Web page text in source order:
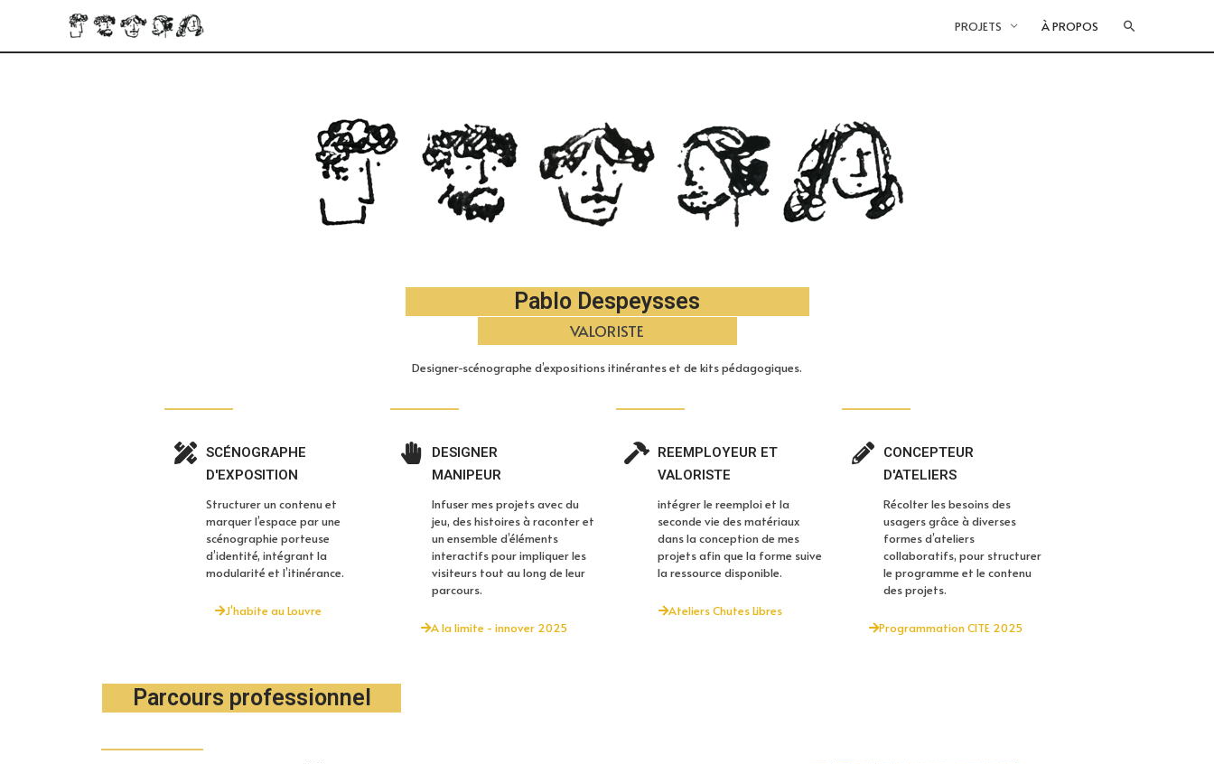
PROJETS À PROPOS
Pablo Despeysses
SCÉNARISTE DE MANIPES
Designer-scénographe d’expositions itinérantes et de kits pédagogiques.
SCÉNOGRAPHE
D'EXPOSITION
Structurer un contenu et
marquer l’espace par une
scénographie porteuse
d’identité, intégrant la
modularité et l’itinérance.
J'habite au Louvre
DESIGNER
MANIPEUR
Infuser mes projets avec du
jeu, des histoires à raconter et
un ensemble d’éléments
interactifs pour impliquer les
visiteurs tout au long de leur
parcours.
A la limite - innover 2025
REEMPLOYEUR ET
VALORISTE
intégrer le reemploi et la
seconde vie des matériaux
dans la conception de mes
projets afin que la forme suive
la ressource disponible.
Ateliers Chutes Libres
CONCEPTEUR
D'ATELIERS
Récolter les besoins des
usagers grâce à diverses
formes d’ateliers
collaboratifs, pour structurer
le programme et le contenu
des projets.
Programmation CITE 2025
Parcours professionnel